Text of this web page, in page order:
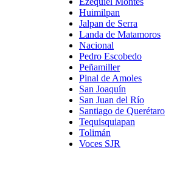
Huimilpan
Jalpan de Serra
Landa de Matamoros
Nacional
Pedro Escobedo
Peñamiller
Pinal de Amoles
San Joaquín
San Juan del Río
Santiago de Querétaro
Tequisquiapan
Tolimán
Voces SJR